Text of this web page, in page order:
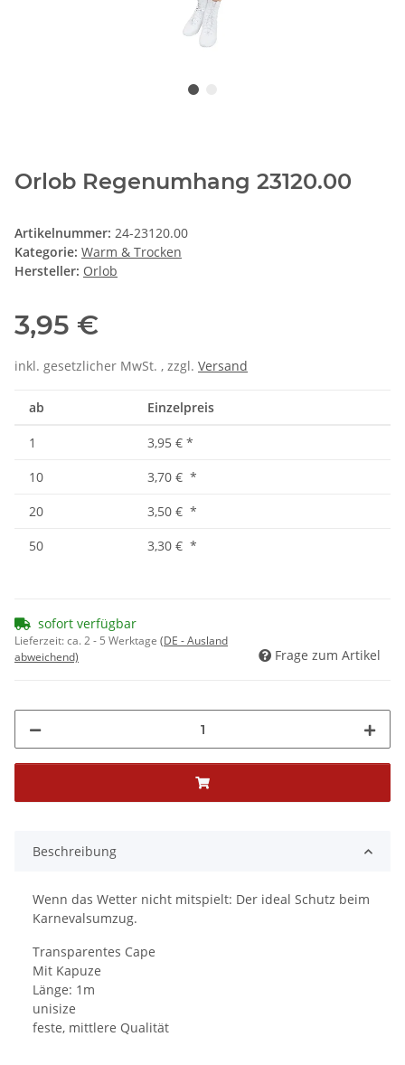
Orlob Regenumhang 23120.00
Artikelnummer: 24-23120.00
Kategorie: Warm & Trocken
Hersteller: Orlob
3,95 €
inkl. gesetzlicher MwSt. , zzgl. Versand
ab Einzelpreis
1 3,95 € *
10
3,70 € *
20
3,50 € *
50
3,30 € *
sofort verfügbar
Lieferzeit:ca. 2 - 5 Werktage (DE - Ausland
abweichend)
Frage zum Artikel
Beschreibung
Wenn das Wetter nicht mitspielt: Der ideal Schutz beim
Karnevalsumzug.
Transparentes Cape
Mit Kapuze
Länge: 1m
unisize
feste, mittlere Qualität